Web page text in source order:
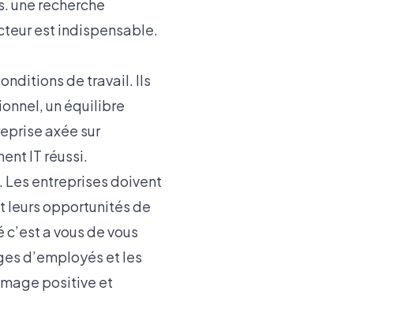
une recherche
est indispensable.
de travail. Ils
un équilibre
axée sur
IT réussi.
entreprises doivent
leurs opportunités de
a vous de vous
d’employés et les
positive et